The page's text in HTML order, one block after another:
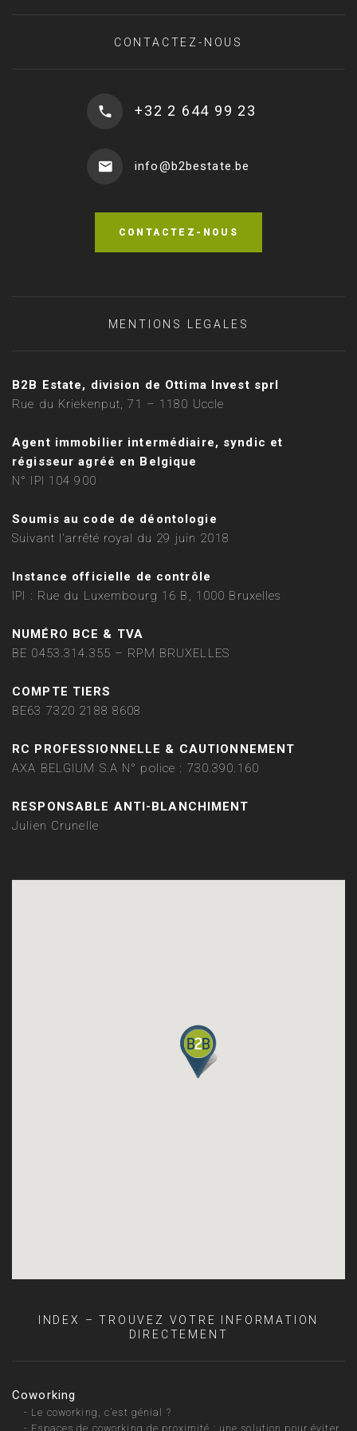
CONTACTEZ-NOUS
+32 2 644 99 23
info@b2bestate.be
CONTACTEZ-NOUS
MENTIONS LEGALES
B2B Estate, division de Ottima Invest sprl
Rue du Kriekenput, 71 – 1180 Uccle
Agent immobilier intermédiaire, syndic et
régisseur agréé en Belgique
N° IPI 104 900
Soumis au code de déontologie
Suivant l'arrêté royal du 29 juin 2018
Instance officielle de contrôle
IPI : Rue du Luxembourg 16 B, 1000 Bruxelles
NUMÉRO BCE & TVA
BE 0453.314.355 – RPM BRUXELLES
COMPTE TIERS
BE63 7320 2188 8608
RC PROFESSIONNELLE & CAUTIONNEMENT
AXA BELGIUM S.A N° police : 730.390.160
RESPONSABLE ANTI-BLANCHIMENT
Julien Crunelle
INDEX – TROUVEZ VOTRE INFORMATION
DIRECTEMENT
Coworking
- Le coworking, c’est génial ?
- Espaces de coworking de proximité : une solution pour éviter